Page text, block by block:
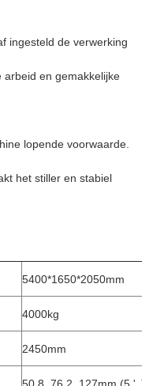
ingesteld de verwerking
en gemakkelijke
lopende voorwaarde.
het stiller en stabiel
5400*1650*2050mm
4000kg
2450mm